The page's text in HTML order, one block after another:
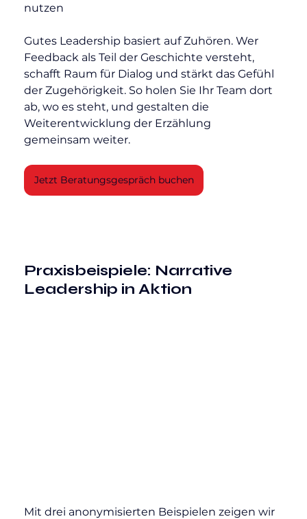
nutzen
Gutes Leadership basiert auf Zuhören. Wer
Feedback als Teil der Geschichte versteht,
schafft Raum für Dialog und stärkt das Gefühl
der Zugehörigkeit. So holen Sie Ihr Team dort
ab, wo es steht, und gestalten die
Weiterentwicklung der Erzählung
gemeinsam weiter.
Jetzt Beratungsgespräch buchen
Praxisbeispiele: Narrative
Leadership in Aktion
Mit drei anonymisierten Beispielen zeigen wir